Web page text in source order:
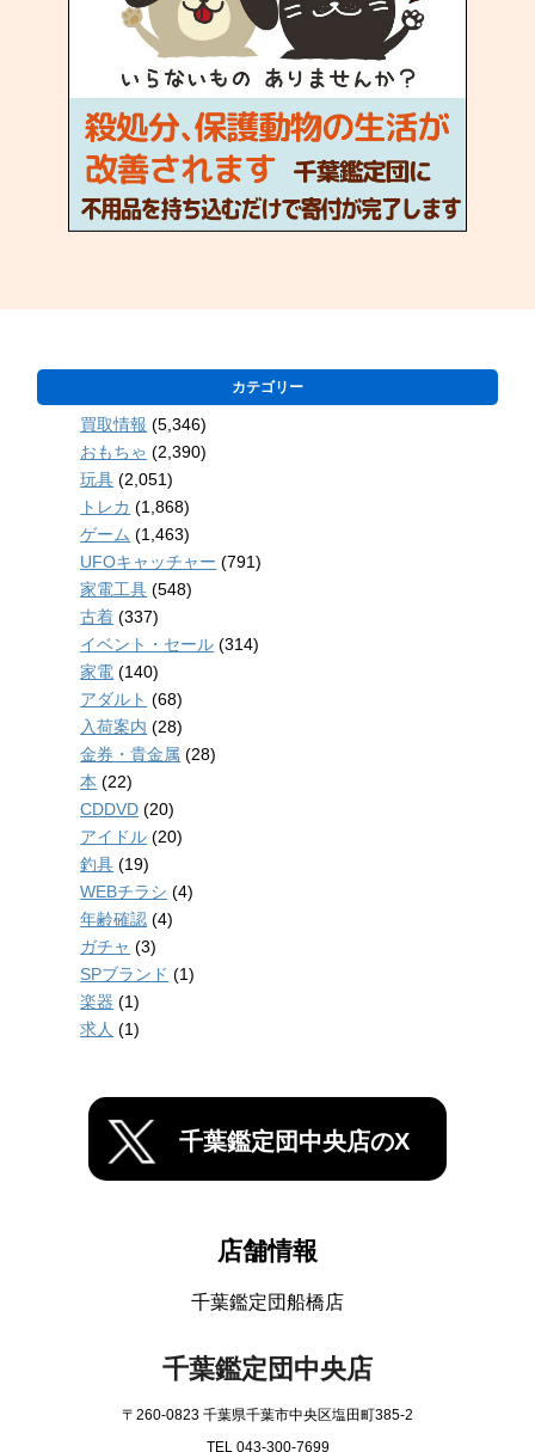
カテゴリー
買取情報 (5,346)
おもちゃ (2,390)
玩具 (2,051)
トレカ (1,868)
ゲーム (1,463)
UFOキャッチャー (791)
家電工具 (548)
古着 (337)
イベント・セール (314)
家電 (140)
アダルト (68)
入荷案内 (28)
金券・貴金属 (28)
本 (22)
CDDVD (20)
アイドル (20)
釣具 (19)
WEBチラシ (4)
年齢確認 (4)
ガチャ (3)
SPブランド (1)
楽器 (1)
求人 (1)
千葉鑑定団中央店のX
店舗情報
千葉鑑定団船橋店
千葉鑑定団中央店
〒260-0823 千葉県千葉市中央区塩田町385-2
TEL 043-300-7699